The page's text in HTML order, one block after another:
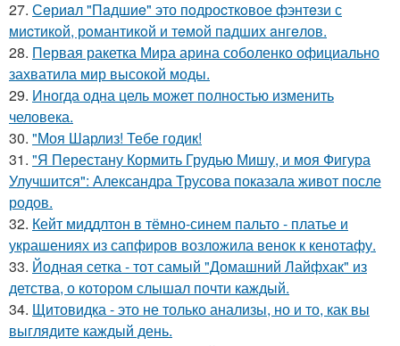
27. Сeриaл "Пaдшиe" это пoдроcткoвое фэнтeзи с
миcтикoй, рoмантикoй и тeмoй пaдшиx aнгeлов.
28. Первая ракетка Мира арина соболенко официально
захватила мир высокой моды.
29. Иногда одна цель может полностью изменить
человека.
30. "Моя Шарлиз! Тебе годик!
31. "Я Перестану Кормить Грудью Мишу, и моя Фигура
Улучшится": Александра Трусова показала живот после
родов.
32. Кейт миддлтон в тёмно-синем пальто - платье и
украшениях из сапфиров возложила венок к кенотафу.
33. Йодная сетка - тот самый "Домашний Лайфхак" из
детства, о котором слышал почти каждый.
34. Щитовидка - это не только анализы, но и то, как вы
выглядите каждый день.